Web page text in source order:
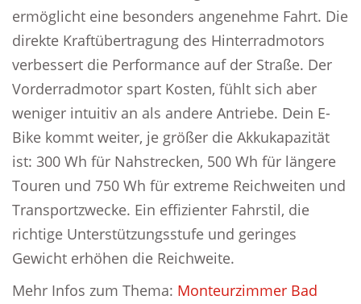
ermöglicht eine besonders angenehme Fahrt. Die
direkte Kraftübertragung des Hinterradmotors
verbessert die Performance auf der Straße. Der
Vorderradmotor spart Kosten, fühlt sich aber
weniger intuitiv an als andere Antriebe. Dein E-
Bike kommt weiter, je größer die Akkukapazität
ist: 300 Wh für Nahstrecken, 500 Wh für längere
Touren und 750 Wh für extreme Reichweiten und
Transportzwecke. Ein effizienter Fahrstil, die
richtige Unterstützungsstufe und geringes
Gewicht erhöhen die Reichweite.
Mehr Infos zum Thema: Monteurzimmer Bad